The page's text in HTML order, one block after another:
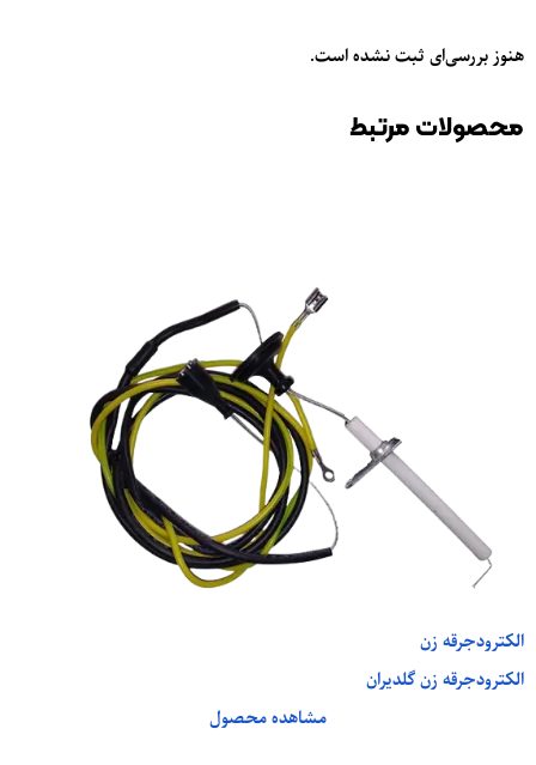
هنوز بررسی‌ای ثبت نشده است.
محصولات مرتبط
الکترودجرقه زن
الکترودجرقه زن گلدیران
مشاهده محصول